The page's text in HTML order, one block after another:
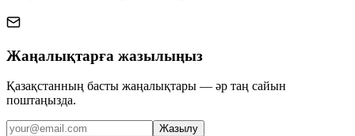
Жаңалықтарға жазылыңыз
Қазақстанның басты жаңалықтары — әр таң сайын
поштаңызда.
Жазылу